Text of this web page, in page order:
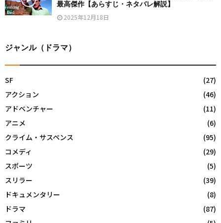
最高傑作【あらすじ・ネタバレ解説】
2025年12月18日
ジャンル（ドラマ）
SF
(27)
アクション
(46)
アドベンチャー
(11)
アニメ
(6)
クライム・サスペンス
(95)
コメディ
(29)
スポーツ
(5)
スリラー
(39)
ドキュメンタリー
(8)
ドラマ
(87)